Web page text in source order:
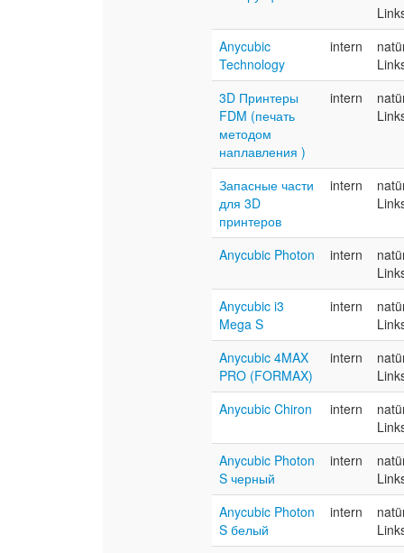
Anycubic
Technology
intern
3D Принтеры
FDM (печать
методом
наплавления )
intern
Запасные части
для 3D
принтеров
intern
Anycubic Photon intern
Anycubic i3
Mega S
intern
Anycubic 4MAX
PRO (FORMAX)
intern
Anycubic Chiron
intern
Anycubic Photon
S черный
intern
Anycubic Photon
S белый
intern